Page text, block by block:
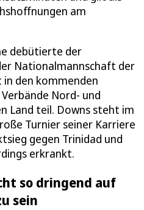
am
debütierte der
Nationalmannschaft der
in den kommenden
Nord- und
Land teil. Downs steht im
Turnier seiner Karriere
gegen Trinidad und
erkrankt.
so dringend auf
sein